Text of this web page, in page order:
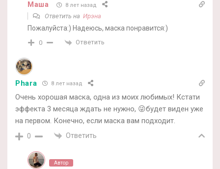
Маша 8 лет назад
Ответить на Ирэна
Пожалуйста:) Надеюсь, маска понравится:)
0 Ответить
Phara 8 лет назад
Очень хорошая маска, одна из моих любимых! Кстати
эффекта 3 месяца ждать не нужно, 😜будет виден уже
на первом. Конечно, если маска вам подходит.
0 Ответить
Автор